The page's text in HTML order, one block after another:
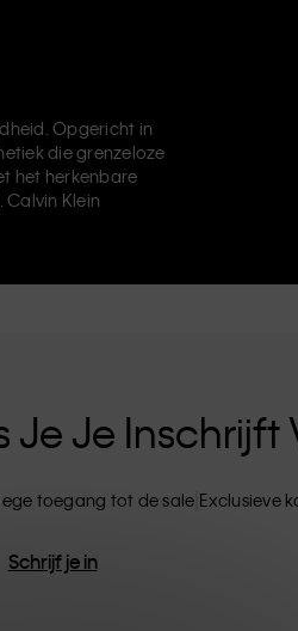
Opgericht in
die grenzeloze
het herkenbare
Klein
Je Je
toegang tot de sale Exclusieve
Schrijf je in